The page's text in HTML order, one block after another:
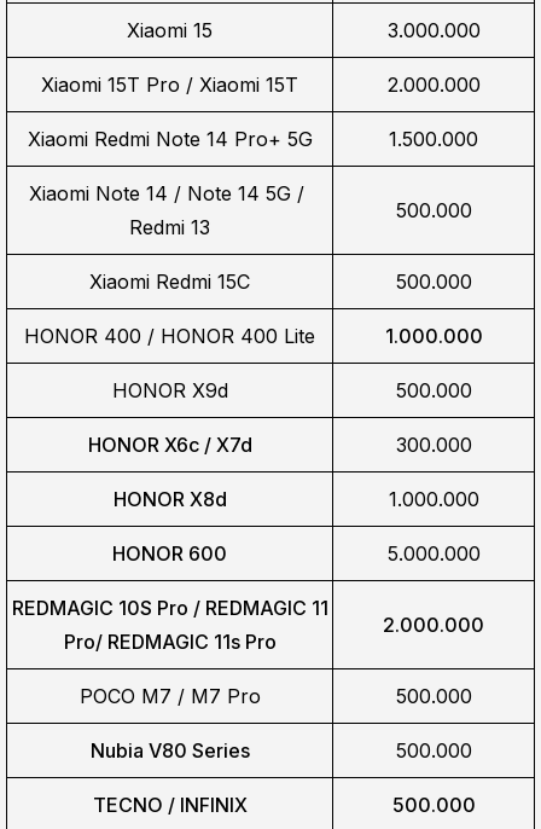
Xiaomi 15 3.000.000
Xiaomi 15T Pro / Xiaomi 15T 2.000.000
Xiaomi Redmi Note 14 Pro+ 5G 1.500.000
Xiaomi Note 14 / Note 14 5G /
Redmi 13
500.000
Xiaomi Redmi 15C 500.000
HONOR 400 / HONOR 400 Lite 1.000.000
HONOR X9d 500.000
HONOR X6c / X7d 300.000
HONOR X8d 1.000.000
HONOR 600 5.000.000
REDMAGIC 10S Pro / REDMAGIC 11
Pro/ REDMAGIC 11s Pro
2.000.000
POCO M7 / M7 Pro 500.000
Nubia V80 Series 500.000
TECNO / INFINIX 500.000